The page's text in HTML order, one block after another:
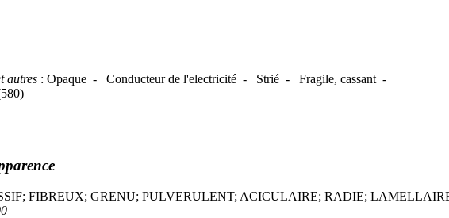
autres : Opaque - Conducteur de l'electricité - Strié - Fragile, cassant -
FIBREUX; GRENU; PULVERULENT; ACICULAIRE; RADIE;